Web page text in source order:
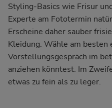
Styling-Basics wie Frisur
Experte am Fototermin
Erscheine daher sauber
Kleidung. Wähle am besten
Vorstellungsgespräch im
anziehen könntest. Im
etwas zu fein als zu leger.